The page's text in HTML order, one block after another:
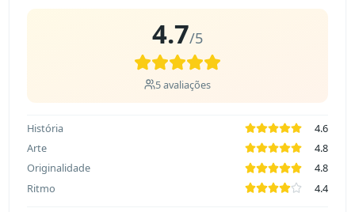
4.7/5
5avaliações
História
4.6
Arte
4.8
Originalidade
4.8
Ritmo
4.4